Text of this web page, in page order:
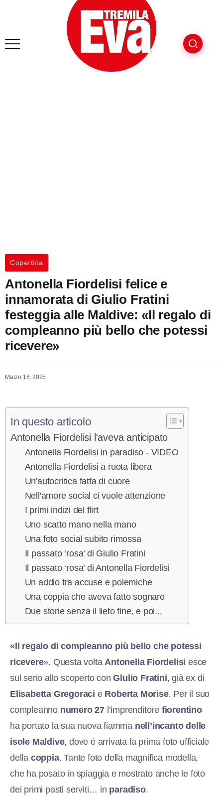
Copertina
Antonella Fiordelisi felice e
innamorata di Giulio Fratini
festeggia alle Maldive: «Il regalo di
compleanno più bello che potessi
ricevere»
Marzo 16, 2025
In questo articolo
Antonella Fiordelisi l'aveva anticipato
Antonella Fiordelisi in paradiso - VIDEO
Antonella Fiordelisi a ruota libera
Un'autocritica fatta di cuore
Nell'amore social ci vuole attenzione
I primi indizi del flirt
Uno scatto mano nella mano
Una foto social subito rimossa
Il passato ‘rosa’ di Giulio Fratini
Il passato ‘rosa’ di Antonella Fiordelisi
Un addio tra accuse e polemiche
Una coppia che aveva fatto sognare
Due storie senza il lieto fine, e poi...
«Il regalo di compleanno più bello che potessi
ricevere». Questa volta Antonella Fiordelisi esce
sul serio allo scoperto conGlulio Fratini, già ex di
Elisabetta Gregoraci e Roberta Morise. Per il suo
compleanno numero 27 l’imprenditore fiorentino
ha portato la sua nuova fiamma nell’incanto delle
isole Maldive, dove è arrivata la prima foto ufficiale
della coppia. Tante foto della magnifica modella,
che ha posato in spiaggia e mostrato anche le foto
dei primi pasti serviti… in paradiso.